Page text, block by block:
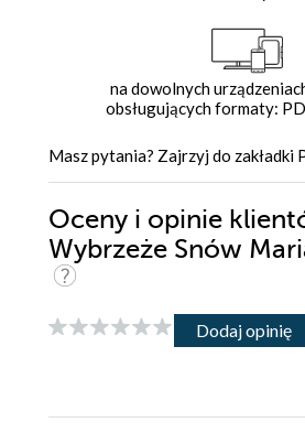
na dowolnych
obsługujących formaty:
Masz pytania? Zajrzyj do zakładki
Oceny i opinie
Wybrzeże Snów
Dodaj opinię